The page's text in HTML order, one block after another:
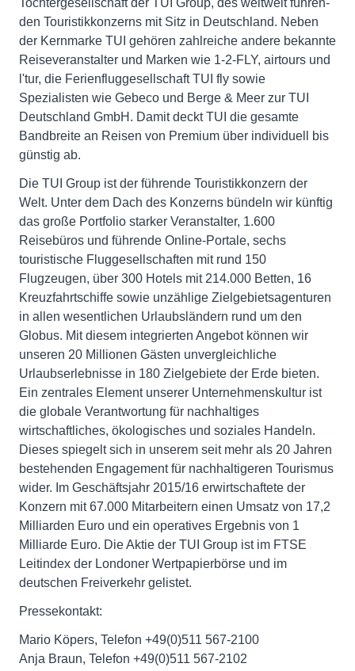
Tochtergesellschaft der TUI Group, des weltweit führen-
den Touristikkonzerns mit Sitz in Deutschland. Neben
der Kernmarke TUI gehören zahlreiche andere bekannte
Reiseveranstalter und Marken wie 1-2-FLY, airtours und
l'tur, die Ferienfluggesellschaft TUI fly sowie
Spezialisten wie Gebeco und Berge & Meer zur TUI
Deutschland GmbH. Damit deckt TUI die gesamte
Bandbreite an Reisen von Premium über individuell bis
günstig ab.
Die TUI Group ist der führende Touristikkonzern der
Welt. Unter dem Dach des Konzerns bündeln wir künftig
das große Portfolio starker Veranstalter, 1.600
Reisebüros und führende Online-Portale, sechs
touristische Fluggesellschaften mit rund 150
Flugzeugen, über 300 Hotels mit 214.000 Betten, 16
Kreuzfahrtschiffe sowie unzählige Zielgebietsagenturen
in allen wesentlichen Urlaubsländern rund um den
Globus. Mit diesem integrierten Angebot können wir
unseren 20 Millionen Gästen unvergleichliche
Urlaubserlebnisse in 180 Zielgebiete der Erde bieten.
Ein zentrales Element unserer Unternehmenskultur ist
die globale Verantwortung für nachhaltiges
wirtschaftliches, ökologisches und soziales Handeln.
Dieses spiegelt sich in unserem seit mehr als 20 Jahren
bestehenden Engagement für nachhaltigeren Tourismus
wider. Im Geschäftsjahr 2015/16 erwirtschaftete der
Konzern mit 67.000 Mitarbeitern einen Umsatz von 17,2
Milliarden Euro und ein operatives Ergebnis von 1
Milliarde Euro. Die Aktie der TUI Group ist im FTSE
Leitindex der Londoner Wertpapierbörse und im
deutschen Freiverkehr gelistet.
Pressekontakt:
Mario Köpers, Telefon +49(0)511 567-2100
Anja Braun, Telefon +49(0)511 567-2102